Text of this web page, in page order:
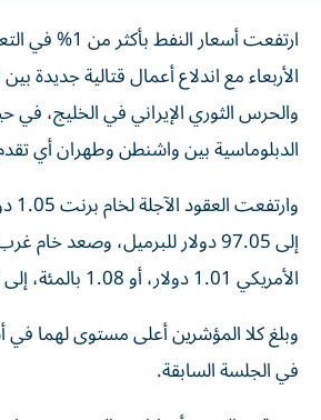
ارتفعت أسعار
الأربعاء مع اندلاع أعمال قتالية جديدة
والحرس الثوري الإيراني في الخليج، في
الدبلوماسية ⁠بين واشنطن وطهران أي
إلى 97.05 دولار للبرميل، وصعد
الأمريكي 1.01 دولار، أو 1.08 بالمئة، إلى 94.77 دولار.
وبلغ كلا المؤشرين أعلى ‌مستوى لهما في
في الجلسة السابقة.